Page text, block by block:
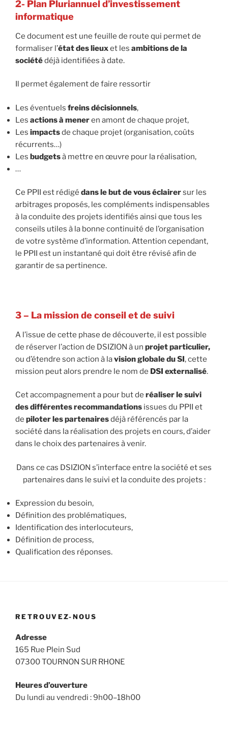
2- Plan Pluriannuel d’investissement
informatique
Ce document est une feuille de route qui permet de
formaliser l’état des lieuxet les ambitions de la
sociétédéjà identifiées à date.
Il permet également de faire ressortir
Les éventuels freins décisionnels,
Les actions à meneren amont de chaque projet,
Les impactsde chaque projet (organisation, coûts
récurrents…)
Les budgetsà mettre en œuvre pour la réalisation,
…
Ce PPII est rédigé dans le but de vous éclairersur les
arbitrages proposés, les compléments indispensables
à la conduite des projets identifiés ainsi que tous les
conseils utiles à la bonne continuité de l’organisation
de votre système d’information. Attention cependant,
le PPII est un instantané qui doit être révisé afin de
garantir de sa pertinence.
3 – La mission de conseil et de suivi
A l’issue de cette phase de découverte, il est possible
de réserver l’action de DSIZION à un projet particulier,
ou d’étendre son action à lavision globale du SI, cette
mission peut alors prendre le nom de DSI externalisé.
Cet accompagnement a pour but de réaliser le suivi
des différentes recommandations issues du PPII et
de piloter les partenairesdéjà référencés par la
société dans la réalisation des projets en cours, d’aider
dans le choix des partenaires à venir.
Dans ce cas DSIZION s’interface entre la société et ses
partenaires dans le suivi et la conduite des projets :
Expression du besoin,
Définition des problématiques,
Identification des interlocuteurs,
Définition de process,
Qualification des réponses.
RETROUVEZ-NOUS
Adresse
165 Rue Plein Sud
07300 TOURNON SUR RHONE
Heures d’ouverture
Du lundi au vendredi : 9h00–18h00